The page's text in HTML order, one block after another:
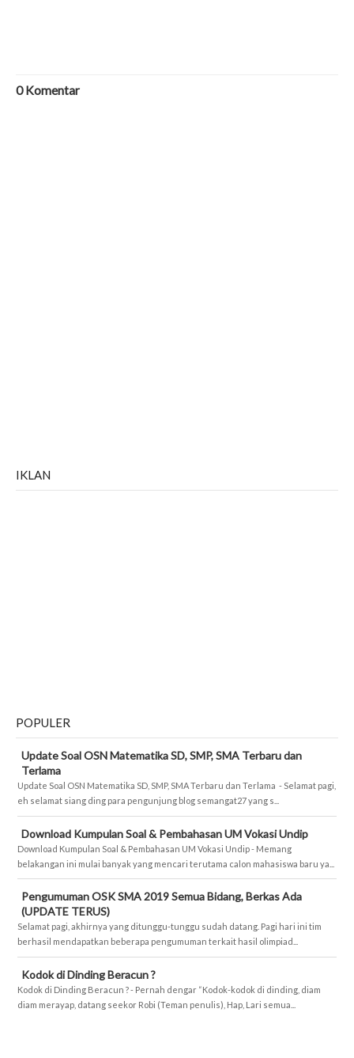
0Komentar
IKLAN
POPULER
Update Soal OSN Matematika SD, SMP, SMA Terbaru dan
Terlama
Update Soal OSN Matematika SD, SMP, SMA Terbaru dan Terlama - Selamat pagi,
eh selamat siang ding para pengunjung blog semangat27 yang s...
Download Kumpulan Soal & Pembahasan UM Vokasi Undip
Download Kumpulan Soal & Pembahasan UM Vokasi Undip - Memang
belakangan ini mulai banyak yang mencari terutama calon mahasiswa baru ya...
Pengumuman OSK SMA 2019 Semua Bidang, Berkas Ada
(UPDATE TERUS)
Selamat pagi, akhirnya yang ditunggu-tunggu sudah datang. Pagi hari ini tim
berhasil mendapatkan beberapa pengumuman terkait hasil olimpiad...
Kodok di Dinding Beracun ?
Kodok di Dinding Beracun ? - Pernah dengar “Kodok-kodok di dinding, diam
diam merayap, datang seekor Robi (Teman penulis), Hap, Lari semua...